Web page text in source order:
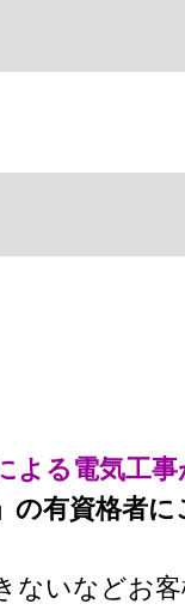
よる電気工
の有資格者
ないなどお